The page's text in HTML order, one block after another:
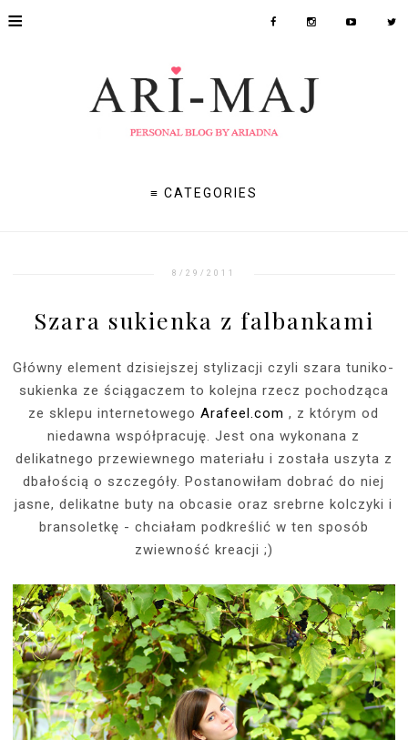
≡
≡ CATEGORIES
8/29/2011
Szara sukienka z falbankami
Główny element dzisiejszej stylizacji czyli szara tuniko-
sukienka ze ściągaczem to kolejna rzecz pochodząca
ze sklepu internetowegoArafeel.com , z którym od
niedawna współpracuję. Jest ona wykonana z
delikatnego przewiewnego materiału i została uszyta z
dbałością o szczegóły. Postanowiłam dobrać do niej
jasne, delikatne buty na obcasie oraz srebrne kolczyki i
bransoletkę - chciałam podkreślić w ten sposób
zwiewność kreacji ;)